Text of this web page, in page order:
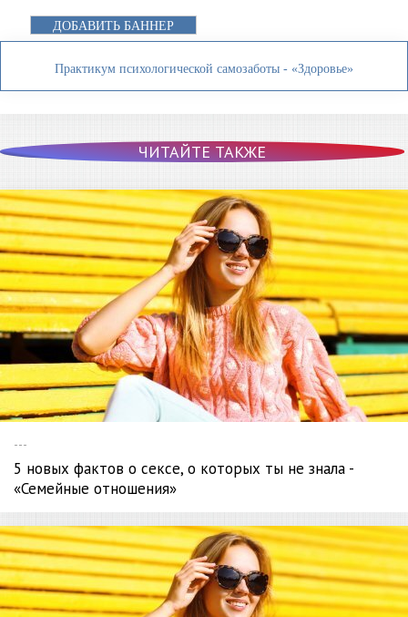
ДОБАВИТЬ БАННЕР
Практикум психологической самозаботы - «Здоровье»
ЧИТАЙТЕ ТАКЖЕ
---
5 новых фактов о сексе, о которых ты не знала -
«Семейные отношения»